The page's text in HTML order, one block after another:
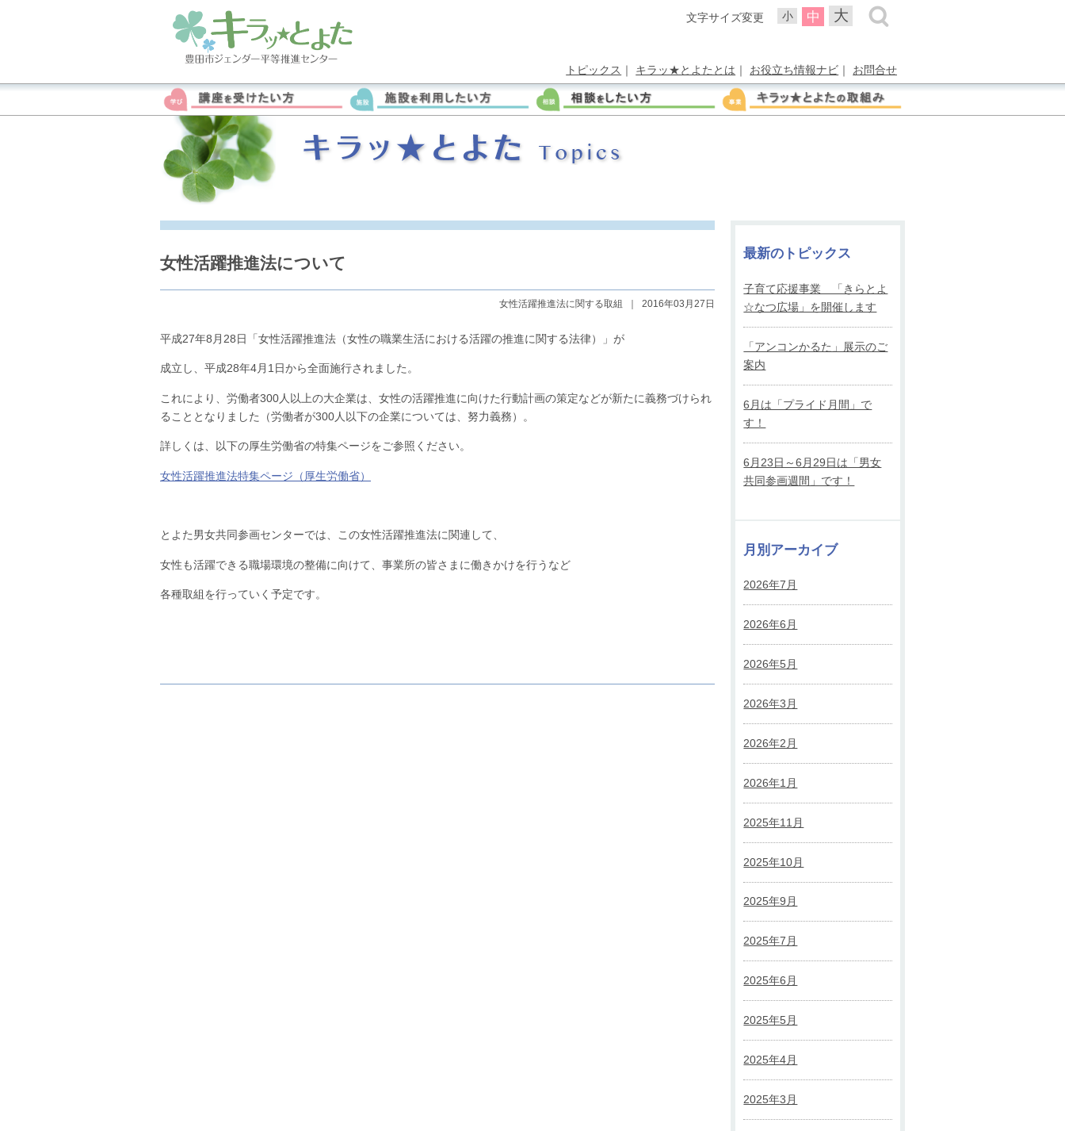
小 中 大
文字サイズ変更
トピックス ｜ キラッ★とよたとは ｜ お役立ち情報ナビ ｜ お問合せ
女性活躍推進法について
女性活躍推進法に関する取組 ｜ 2016年03月27日
平成27年8月28日「女性活躍推進法（女性の職業生活における活躍の推進に関する法律）」が
成立し、平成28年4月1日から全面施行されました。
これにより、労働者300人以上の大企業は、女性の活躍推進に向けた行動計画の策定などが新たに義務づけられ
ることとなりました（労働者が300人以下の企業については、努力義務）。
詳しくは、以下の厚生労働省の特集ページをご参照ください。
女性活躍推進法特集ページ（厚生労働省）
とよた男女共同参画センターでは、この女性活躍推進法に関連して、
女性も活躍できる職場環境の整備に向けて、事業所の皆さまに働きかけを行うなど
各種取組を行っていく予定です。
最新のトピックス
子育て応援事業 「きらとよ
☆なつ広場」を開催します
「アンコンかるた」展示のご
案内
6月は「プライド月間」で
す！
6月23日～6月29日は「男女
共同参画週間」です！
月別アーカイブ
2026年7月
2026年6月
2026年5月
2026年3月
2026年2月
2026年1月
2025年11月
2025年10月
2025年9月
2025年7月
2025年6月
2025年5月
2025年4月
2025年3月